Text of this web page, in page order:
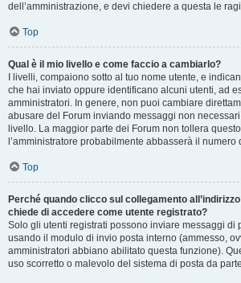
dell’amministrazione, e devi chiedere a questa le
Top
Qual è il mio livello e come faccio a cambiarlo?
I livelli, compaiono sotto al tuo nome utente, e
che hai inviato oppure identificano alcuni utenti, ad
amministratori. In genere, non puoi cambiare
abusare del Forum inviando messaggi non
livello. La maggior parte dei Forum non tollera
l’amministratore probabilmente abbasserà il numero
Top
Perché quando clicco sul collegamento
chiede di accedere come utente registrato?
Solo gli utenti registrati possono inviare messaggi di
usando il modulo di invio posta interno (ammesso,
amministratori abbiano abilitato questa funzione).
uso scorretto o malevolo del sistema di posta da